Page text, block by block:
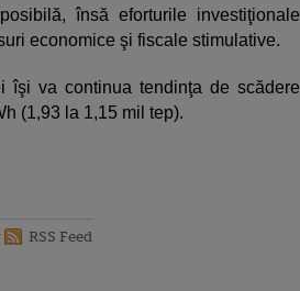
însă eforturile investiţionale
economice şi fiscale stimulative.
îşi va continua tendinţa de scădere
(1,93 la 1,15 mil tep).
RSS Feed